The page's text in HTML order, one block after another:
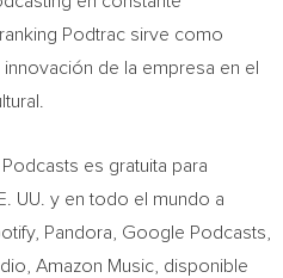
Podtrac sirve como
de la empresa en el
es gratuita para
UU. y en todo el mundo a
Pandora, Google Podcasts,
Amazon Music, disponible